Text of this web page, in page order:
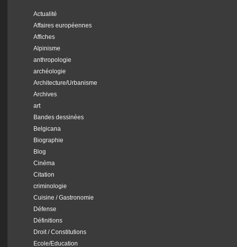
Actualité
Affaires européennes
Affiches
Alpinisme
anthropologie
archéologie
Architecture/Urbanisme
Archives
art
Bandes dessinées
Belgicana
Biographie
Blog
Cinéma
Citation
criminologie
Cuisine / Gastronomie
Défense
Définitions
Droit / Constitutions
Ecole/Education